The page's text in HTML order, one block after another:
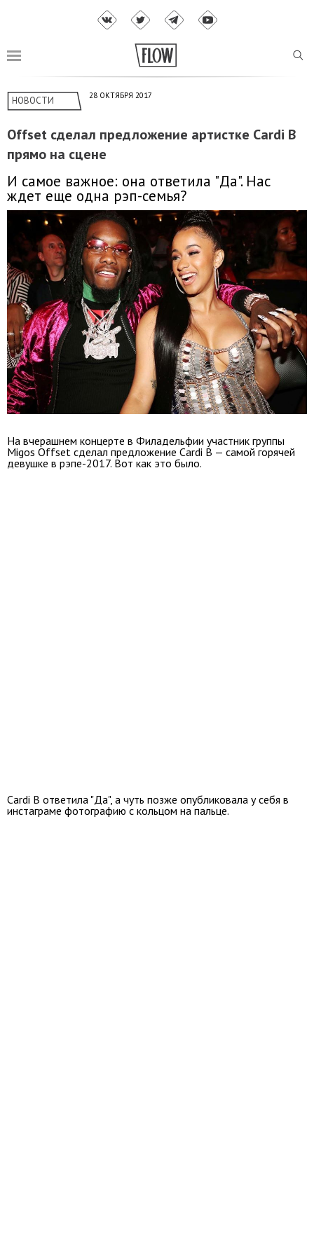
НОВОСТИ 28 ОКТЯБРЯ 2017
Offset сделал предложение артистке Cardi B
прямо на сцене
И самое важное: она ответила "Да". Нас
ждет еще одна рэп-семья?
На вчерашнем концерте в Филадельфии участник группы
Migos Offset сделал предложение Cardi B — самой горячей
девушке в рэпе-2017. Вот как это было.
Cardi B ответила "Да", а чуть позже опубликовала у себя в
инстаграме фотографию с кольцом на пальце.